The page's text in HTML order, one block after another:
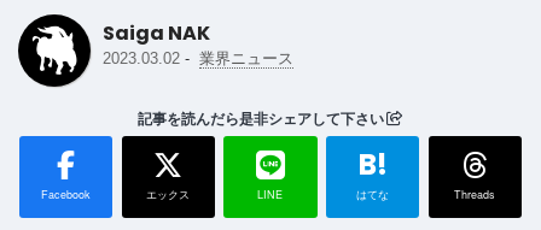
Saiga NAK
2023.03.02 - 業界ニュース
記事を読んだら是非シェアして下さい
Facebook エックス LINE
B!
はてな Threads